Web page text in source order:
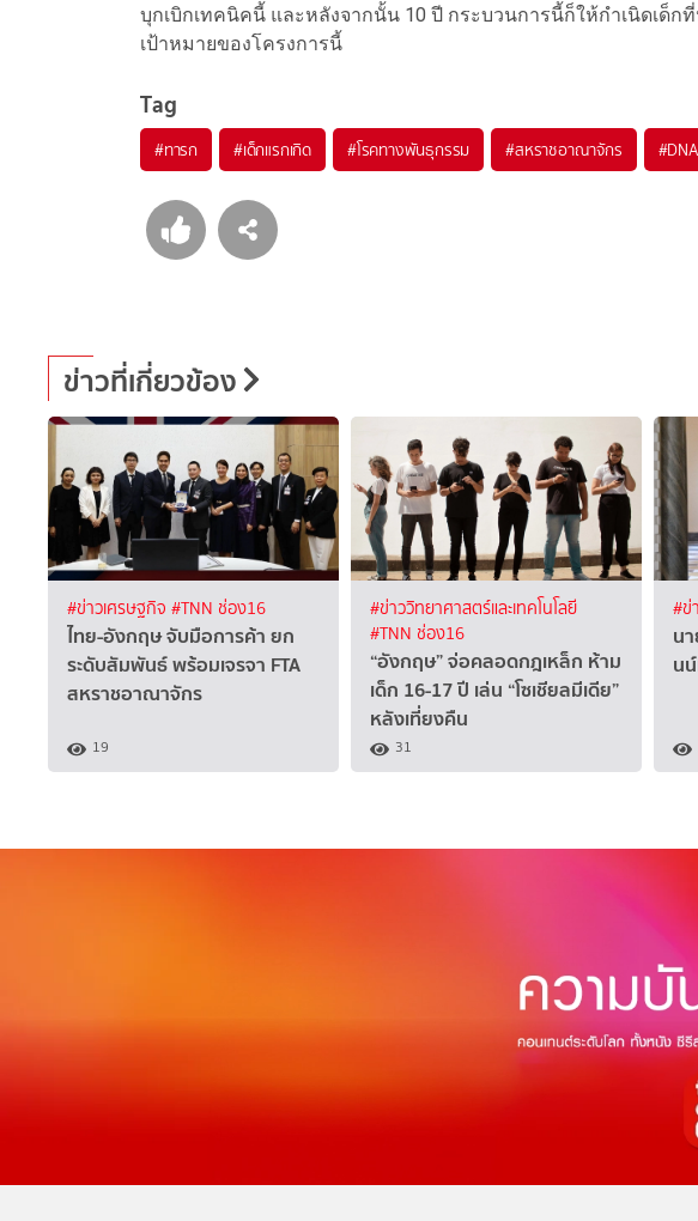
บุกเบิกเทคนิคนี้ และหลังจากนั้น 10 ปี กระบวนการนี้ก็ให้กำเนิดเด็ก
เป้าหมายของโครงการนี้
Tag
#ทารก #เด็กแรกเกิด #โรคทางพันธุกรรม #สหราชอาณาจักร #DNA
ข่าวที่เกี่ยวข้อง
#ข่าวเศรษฐกิจ #TNN ช่อง16
ไทย-อังกฤษ จับมือการค้า ยก
ระดับสัมพันธ์ พร้อมเจรจา FTA
สหราชอาณาจักร
19
#ข่าววิทยาศาสตร์และเทคโนโลยี
#TNN ช่อง16
“อังกฤษ” จ่อคลอดกฎเหล็ก ห้าม
เด็ก 16-17 ปี เล่น “โซเชียลมีเดีย”
หลังเที่ยงคืน
31
#ข่
น
น